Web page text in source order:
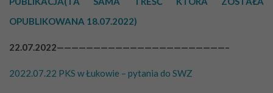
OPUBLIKOWANA 18.07.2022)
22.07.2022———————————————————————–
2022.07.22 PKS w Łukowie – pytania do SWZ